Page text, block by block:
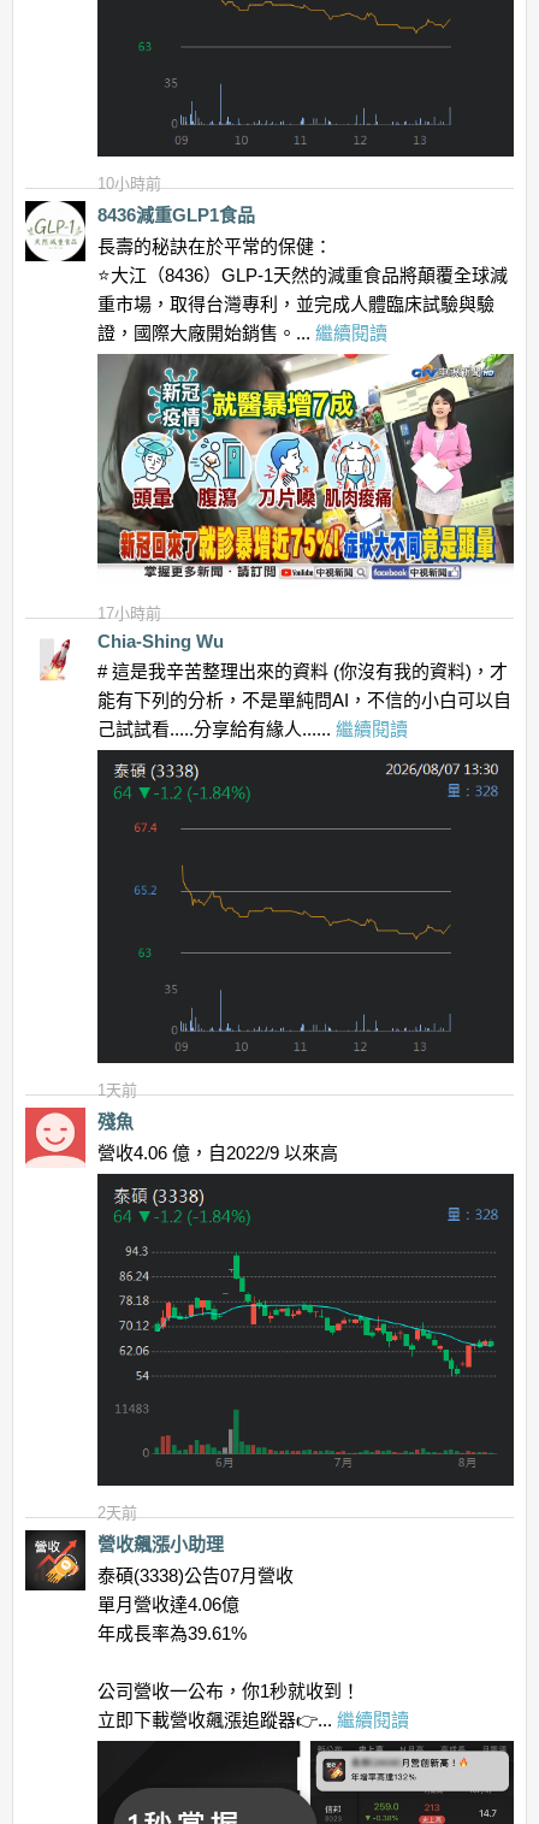
10小時前
8436減重GLP1食品
長壽的秘訣在於平常的保健：
⭐️大江（8436）GLP-1天然的減重食品將顛覆全球減
重市場，取得台灣專利，並完成人體臨床試驗與驗
證，國際大廠開始銷售。... 繼續閱讀
17小時前
Chia-Shing Wu
# 這是我辛苦整理出來的資料 (你沒有我的資料)，才
能有下列的分析，不是單純問AI，不信的小白可以自
己試試看.....分享給有緣人...... 繼續閱讀
1天前
殘魚
營收4.06 億，自2022/9 以來高
2天前
營收飆漲小助理
泰碩(3338)公告07月營收
單月營收達4.06億
年成長率為39.61%
公司營收一公布，你1秒就收到！
立即下載營收飆漲追蹤器👉... 繼續閱讀